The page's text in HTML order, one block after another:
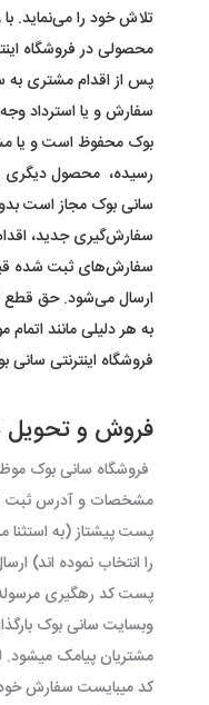
تلاش خود را می‏‌نماید.
محصولی در فروشگاه
پس از اقدام مشتری
سفارش و یا استرداد
بوک محفوظ است و یا
رسیده، محصول دیگری
سانی بوک مجاز است
سفارش‌‏گیری جدید،
سفارش‌‏های ثبت شده
ارسال می‌‏شود. حق قطع
به هر دلیلی مانند
فروشگاه اینترنتی سانی
فروش و
فروشگاه سانی بوک
مشخصات و آدرس ثبت
پست پیشتاز (به استثنا
را انتخاب نموده اند)
پست کد رهگیری
وبسایت سانی بوک
مشتریان پیامک میشود.
کد میبایست سفارش